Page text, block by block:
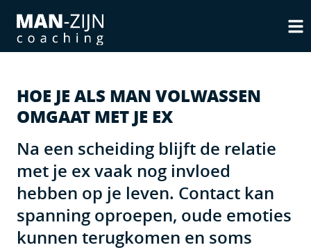
HOE JE ALS MAN VOLWASSEN
OMGAAT MET JE EX
Na een scheiding blijft de relatie
met je ex vaak nog invloed
hebben op je leven. Contact kan
spanning oproepen, oude emoties
kunnen terugkomen en soms